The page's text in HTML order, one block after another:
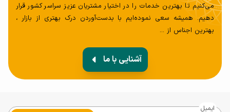
کارت‌خوان microSD است. بنابراین می‌توانید تمام تجهیزات
جانبی، نمایشگرها و پروژکتورهای فعلی خود را به راحتی متصل
می‌کنیم تا بهترین خدمات را در اختیار مشتریان عزیز سراسر کشور قرار
دهیم. همیشه سعی‌ نموده‌ایم با بدست‌آوردن درک بهتری از بازار ،
بهترین اجناس از ...
آشنایی با ما
ایمیل